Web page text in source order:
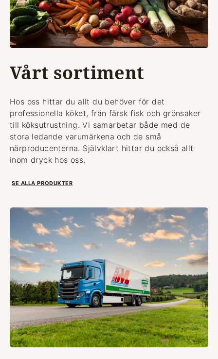
Vårt sortiment
Hos oss hittar du allt du behöver för det
professionella köket, från färsk fisk och grönsaker
till köksutrustning. Vi samarbetar både med de
stora ledande varumärkena och de små
närproducenterna. Självklart hittar du också allt
inom dryck hos oss.
SE ALLA PRODUKTER